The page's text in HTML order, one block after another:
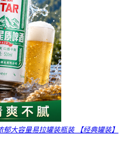
大容量易拉罐装瓶装 【经典罐装】